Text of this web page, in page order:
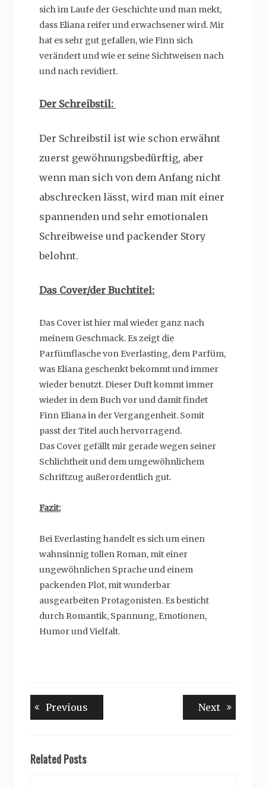
sich im Laufe der Geschichte und man mekt,
dass Eliana reifer und erwachsener wird. Mir
hat es sehr gut gefallen, wie Finn sich
verändert und wie er seine Sichtweisen nach
und nach revidiert.
Der Schreibstil:
Der Schreibstil ist wie schon erwähnt
zuerst gewöhnungsbedürftig, aber
wenn man sich von dem Anfang nicht
abschrecken lässt, wird man mit einer
spannenden und sehr emotionalen
Schreibweise und packender Story
belohnt.
Das Cover/der Buchtitel:
Das Cover ist hier mal wieder ganz nach
meinem Geschmack. Es zeigt die
Parfümflasche von Everlasting, dem Parfüm,
was Eliana geschenkt bekommt und immer
wieder benutzt. Dieser Duft kommt immer
wieder in dem Buch vor und damit findet
Finn Eliana in der Vergangenheit. Somit
passt der Titel auch hervorragend.
Das Cover gefällt mir gerade wegen seiner
Schlichtheit und dem umgewöhnlichem
Schriftzug außerordentlich gut.
Fazit:
Bei Everlasting handelt es sich um einen
wahnsinnig tollen Roman, mit einer
ungewöhnlichen Sprache und einem
packenden Plot, mit wunderbar
ausgearbeiten Protagonisten. Es besticht
durch Romantik, Spannung, Emotionen,
Humor und Vielfalt.
Beitragsnavigation
Previous NextNext
Related Posts